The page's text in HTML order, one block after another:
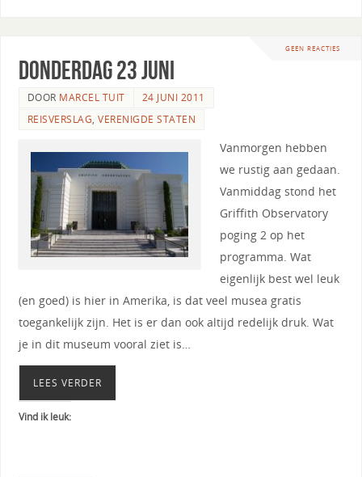
GEEN REACTIES
Donderdag 23 juni
DOOR MARCEL TUIT
24 JUNI 2011
REISVERSLAG,VERENIGDE STATEN
Vanmorgen hebben
we rustig aan gedaan.
Vanmiddag stond het
Griffith Observatory
poging 2 op het
programma. Wat
eigenlijk best wel leuk
(en goed) is hier in Amerika, is dat veel musea gratis
toegankelijk zijn. Het is er dan ook altijd redelijk druk. Wat
je in dit museum vooral ziet is…
LEES VERDER
Vind ik leuk: